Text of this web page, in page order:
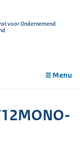
voor Ondernemend
Menu